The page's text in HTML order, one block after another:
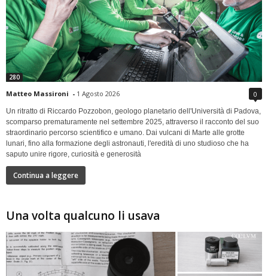
280
Matteo Massironi - 1 Agosto 2026 0
Un ritratto di Riccardo Pozzobon, geologo planetario dell'Università di Padova,
scomparso prematuramente nel settembre 2025, attraverso il racconto del suo
straordinario percorso scientifico e umano. Dai vulcani di Marte alle grotte
lunari, fino alla formazione degli astronauti, l'eredità di uno studioso che ha
saputo unire rigore, curiosità e generosità
Continua a leggere
Una volta qualcuno li usava